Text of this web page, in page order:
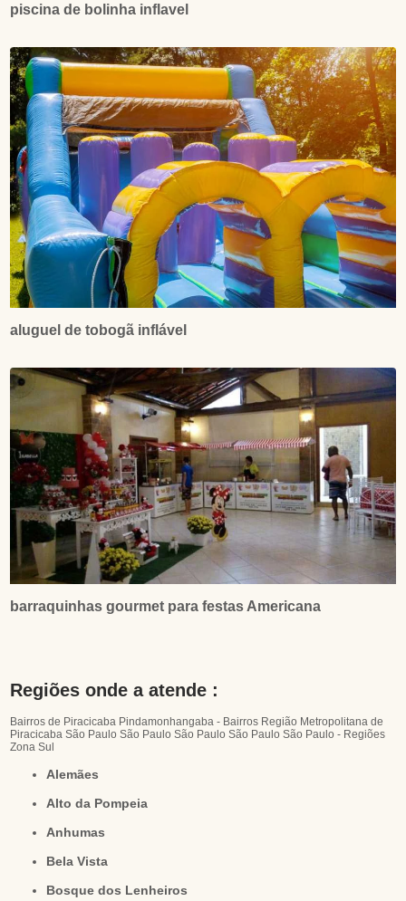
piscina de bolinha inflavel
aluguel de tobogã inflável
barraquinhas gourmet para festas Americana
Regiões onde a atende :
Bairros de Piracicaba Pindamonhangaba - Bairros Região Metropolitana de
Piracicaba São Paulo São Paulo São Paulo São PauloSão Paulo - Regiões
Zona Sul
Alemães
Alto da Pompeia
Anhumas
Bela Vista
Bosque dos Lenheiros